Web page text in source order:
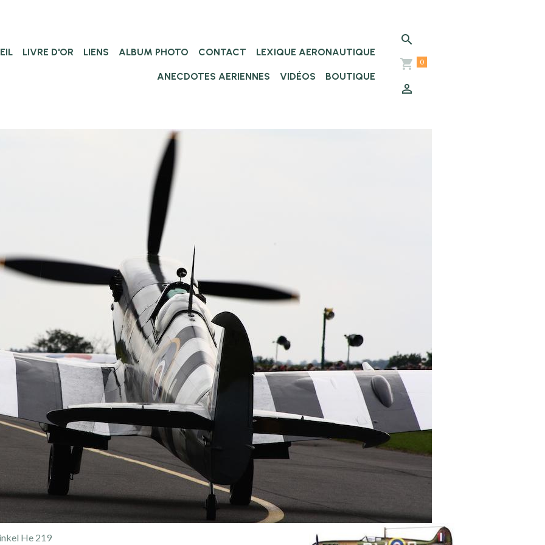
LIVRE D'OR LIENS ALBUM PHOTO CONTACT LEXIQUE AERONAUTIQUE
ANECDOTES AERIENNES VIDÉOS BOUTIQUE
0
He 219